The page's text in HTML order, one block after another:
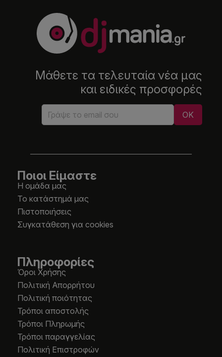
Μάθετε τα τελευταία νέα μας
και ειδικές προσφορές
Ποιοι Είμαστε
Η ομάδα μας
Το κατάστημά μας
Πιστοποιήσεις
Συγκατάθεση για cookies
Πληροφορίες
Όροι Χρήσης
Πολιτική Απορρήτου
Πολιτική ποιότητας
Τρόποι αποστολής
Τρόποι Πληρωμής
Τρόποι παραγγελίας
Πολιτική Επιστροφών